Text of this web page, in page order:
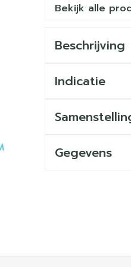
Bekijk alle
Beschrijving
Indicatie
Gegevens